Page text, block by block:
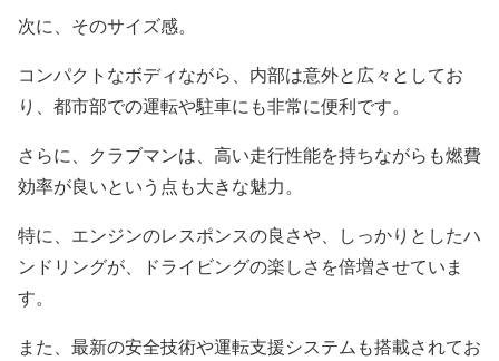
次に、そのサイズ感。
コンパクトなボディながら、内部は意外と広々としてお
り、都市部での運転や駐車にも非常に便利です。
さらに、クラブマンは、高い走行性能を持ちながらも燃費
効率が良いという点も大きな魅力。
特に、エンジンのレスポンスの良さや、しっかりとしたハ
ンドリングが、ドライビングの楽しさを倍増させていま
す。
また、最新の安全技術や運転支援システムも搭載されてお